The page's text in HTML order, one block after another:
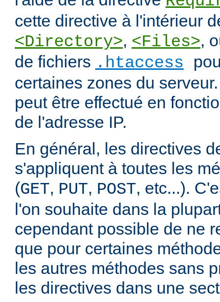
cette directive à l'intérieur
<Directory>, <Files>,
de fichiers .htaccess
certaines zones du
peut être effectué en
de l'adresse IP.
En général, les directives
s'appliquent à toutes les
(GET, PUT, POST, etc...).
l'on souhaite dans la
cependant possible de ne
que pour certaines
les autres méthodes sans
les directives dans une